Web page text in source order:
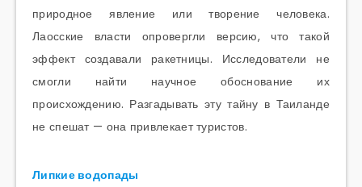
природное явление или творение человека.
Лаосские власти опровергли версию, что такой
эффект создавали ракетницы. Исследователи не
смогли найти научное обоснование их
происхождению. Разгадывать эту тайну в Таиланде
не спешат — она привлекает туристов.
Липкие водопады